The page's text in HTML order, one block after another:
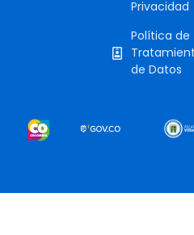
Privacidad
Política de
de Datos